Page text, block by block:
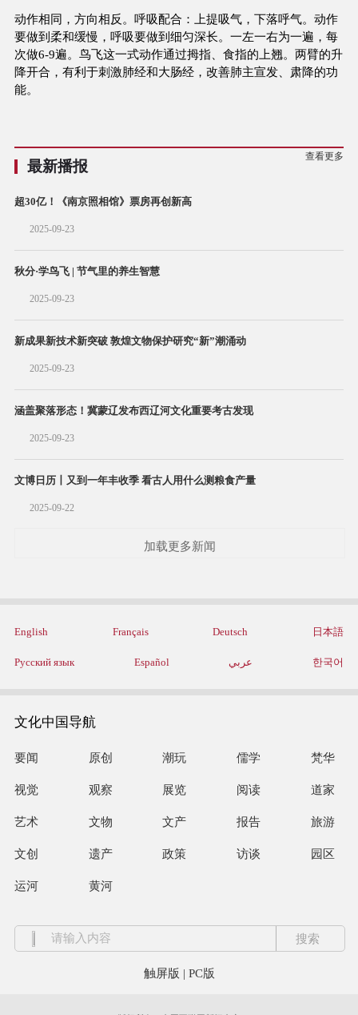
动作相同，方向相反。 呼吸配合：上提吸气，下落呼气。动作
要做到柔和缓慢，呼吸要做到细匀深长。 一左一右为一遍，每
次做6-9遍。 鸟飞这一式动作通过拇指、食指的上翘。两臂的升
降开合，有利于刺激肺经和大肠经，改善肺主宣发、肃降的功
能。
最新播报
查看更多
超30亿！《南京照相馆》票房再创新高
2025-09-23
秋分·学鸟飞 | 节气里的养生智慧
2025-09-23
新成果新技术新突破 敦煌文物保护研究“新”潮涌动
2025-09-23
涵盖聚落形态！冀蒙辽发布西辽河文化重要考古发现
2025-09-23
文博日历丨又到一年丰收季 看古人用什么测粮食产量
2025-09-22
加载更多新闻
English Français Deutsch 日本語
Русский язык Español عربي 한국어
文化中国导航
要闻 原创 潮玩 儒学 梵华
视觉 观察 展览 阅读 道家
艺术 文物 文产 报告 旅游
文创 遗产 政策 访谈 园区
运河 黄河
触屏版 | PC版